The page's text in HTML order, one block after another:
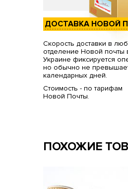
ДОСТАВКА НОВОЙ
Скорость доставки в
отделение Новой почты
Украине фиксируется
но обычно не
календарных дней.
Стоимость - по тарифам
Новой Почты.
ПОХОЖИЕ